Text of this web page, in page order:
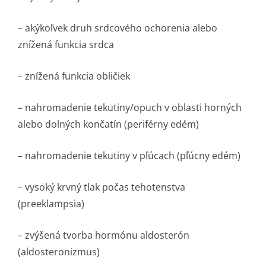
– akýkoľvek druh srdcového ochorenia alebo
znížená funkcia srdca
– znížená funkcia obličiek
– nahromadenie tekutiny/opuch v oblasti horných
alebo dolných končatín (periférny edém)
– nahromadenie tekutiny v pľúcach (pľúcny edém)
– vysoký krvný tlak počas tehotenstva
(preeklampsia)
– zvýšená tvorba hormónu aldosterón
(aldosteronizmus)